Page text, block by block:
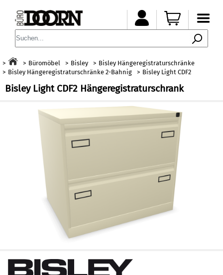
Büromöbel Bisley
Bisley Hängeregistraturschränke
Bisley Hängeregistraturschränke 2-Bahnig
Bisley Light CDF2
Bisley Light CDF2 Hängeregistraturschrank